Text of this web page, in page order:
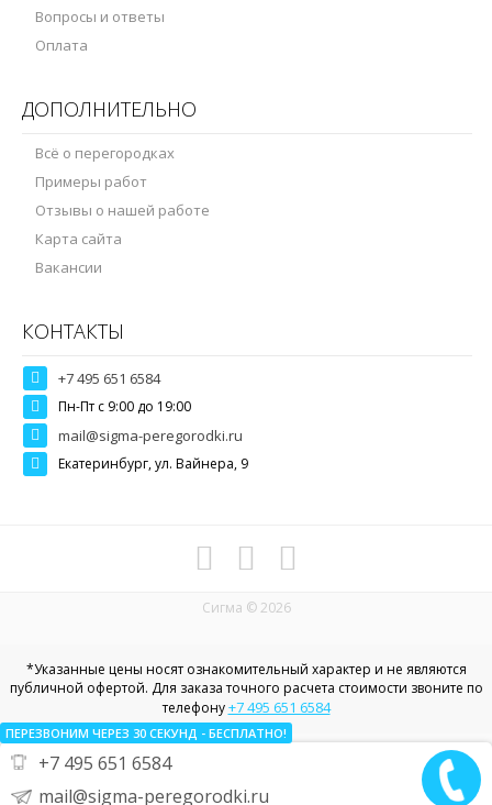
Вопросы и ответы
Оплата
ДОПОЛНИТЕЛЬНО
Всё о перегородках
Примеры работ
Отзывы о нашей работе
Карта сайта
Вакансии
КОНТАКТЫ
+7 495 651 6584
Пн-Пт c 9:00 до 19:00
mail@sigma-peregorodki.ru
Екатеринбург, ул. Вайнера, 9
Сигма © 2026
*Указанные цены носят ознакомительный характер и не являются
публичной офертой. Для заказа точного расчета стоимости звоните по
телефону+7 495 651 6584
ПЕРЕЗВОНИМ ЧЕРЕЗ 30 СЕКУНД - БЕСПЛАТНО!
+7 495 651 6584
mail@sigma-peregorodki.ru
Политика конфиденциальности в отношении пользовательских
данных